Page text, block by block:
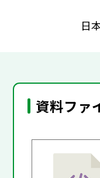
日
資料ファ